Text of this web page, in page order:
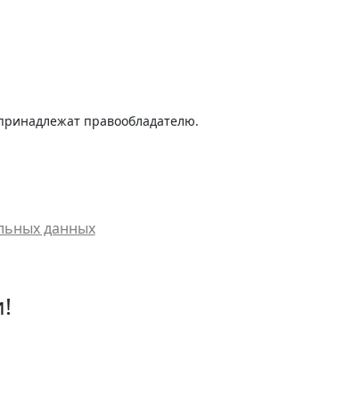
правообладателю.
данных